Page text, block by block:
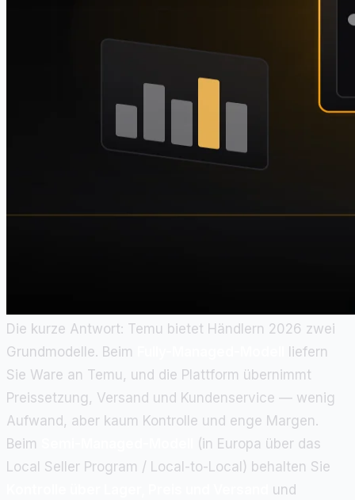
Die kurze Antwort: Temu bietet Händlern 2026 zwei
Grundmodelle. Beim
liefern
Sie Ware an Temu, und die Plattform übernimmt
Preissetzung, Versand und Kundenservice — wenig
Aufwand, aber kaum Kontrolle und enge Margen.
Beim
(in Europa über das
Local Seller Program / Local-to-Local) behalten Sie
und